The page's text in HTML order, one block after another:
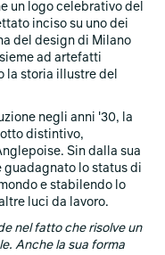
un logo celebrativo del
inciso su uno dei
del design di Milano
ad artefatti
la storia illustre del
negli anni '30, la
distintivo,
Sin dalla sua
guadagnato lo status di
e stabilendo lo
luci da lavoro.
nel fatto che risolve un
Anche la sua forma